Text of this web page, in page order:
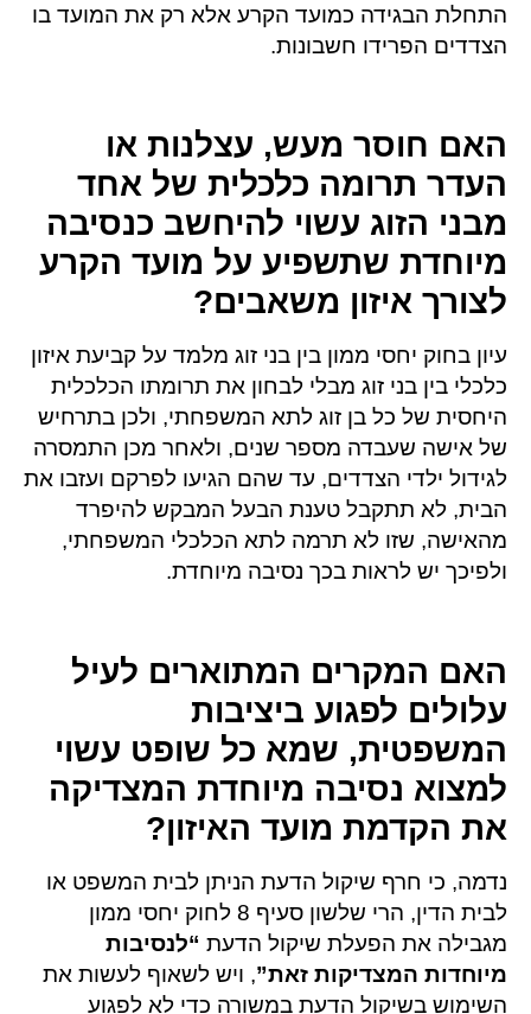
התחלת הבגידה כמועד הקרע אלא רק את המועד בו
הצדדים הפרידו חשבונות.
האם חוסר מעש, עצלנות או
העדר תרומה כלכלית של אחד
מבני הזוג עשוי להיחשב כנסיבה
מיוחדת שתשפיע על מועד הקרע
לצורך איזון משאבים?
עיון בחוק יחסי ממון בין בני זוג מלמד על קביעת איזון
כלכלי בין בני זוג מבלי לבחון את תרומתו הכלכלית
היחסית של כל בן זוג לתא המשפחתי, ולכן בתרחיש
של אישה שעבדה מספר שנים, ולאחר מכן התמסרה
לגידול ילדי הצדדים, עד שהם הגיעו לפרקם ועזבו את
הבית, לא תתקבל טענת הבעל המבקש להיפרד
מהאישה, שזו לא תרמה לתא הכלכלי המשפחתי,
ולפיכך יש לראות בכך נסיבה מיוחדת.
האם המקרים המתוארים לעיל
עלולים לפגוע ביציבות
המשפטית, שמא כל שופט עשוי
למצוא נסיבה מיוחדת המצדיקה
את הקדמת מועד האיזון?
נדמה, כי חרף שיקול הדעת הניתן לבית המשפט או
לבית הדין, הרי שלשון סעיף 8 לחוק יחסי ממון
מגבילה את הפעלת שיקול הדעת “לנסיבות
מיוחדות המצדיקות זאת”, ויש לשאוף לעשות את
השימוש בשיקול הדעת במשורה כדי לא לפגוע